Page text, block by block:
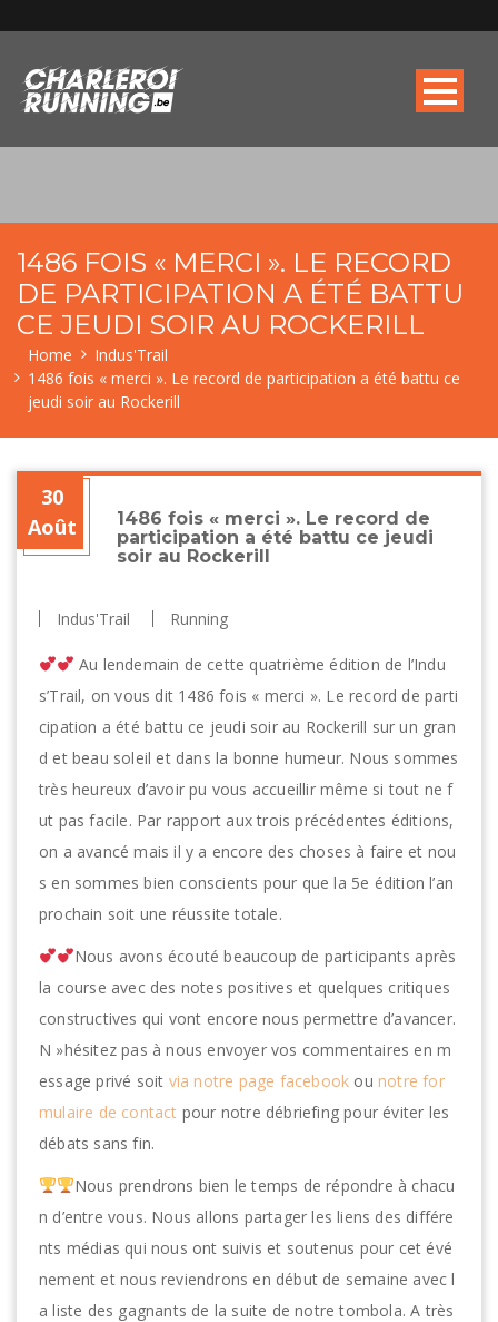
1486 FOIS « MERCI ». LE RECORD
DE PARTICIPATION A ÉTÉ BATTU
CE JEUDI SOIR AU ROCKERILL
Home
Indus'Trail
1486 fois « merci ». Le record de participation a été battu ce
jeudi soir au Rockerill
30
Août
1486 fois « merci ». Le record de
participation a été battu ce jeudi
soir au Rockerill
Indus'Trail Running
Au lendemain de cette quatrième édition de l’Indu
s’Trail, on vous dit 1486 fois « merci ». Le record de parti
cipation a été battu ce jeudi soir au Rockerill sur un gran
d et beau soleil et dans la bonne humeur. Nous sommes
très heureux d’avoir pu vous accueillir même si tout ne f
ut pas facile. Par rapport aux trois précédentes éditions,
on a avancé mais il y a encore des choses à faire et nou
s en sommes bien conscients pour que la 5e édition l’an
prochain soit une réussite totale.
Nous avons écouté beaucoup de participants après
la course avec des notes positives et quelques critiques
constructives qui vont encore nous permettre d’avancer.
N »hésitez pas à nous envoyer vos commentaires en m
essage privé soit via notre page facebook ou notre for
mulaire de contact pour notre débriefing pour éviter les
débats sans fin.
Nous prendrons bien le temps de répondre à chacu
n d’entre vous. Nous allons partager les liens des différe
nts médias qui nous ont suivis et soutenus pour cet évé
nement et nous reviendrons en début de semaine avec l
a liste des gagnants de la suite de notre tombola. A très